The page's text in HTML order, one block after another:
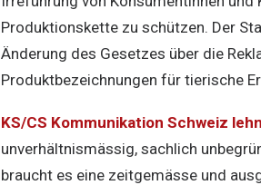
Produktionskette zu schützen. Der
Änderung des Gesetzes über die
Produktbezeichnungen für tierische
KS/CS Kommunikation Schweiz
unverhältnismässig, sachlich
braucht es eine zeitgemässe und